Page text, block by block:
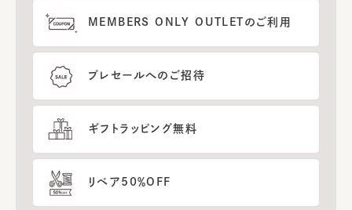
MEMBERS ONLY OUTLETのご利用
プレセールへのご招待
ギフトラッピング無料
リペア50％OFF